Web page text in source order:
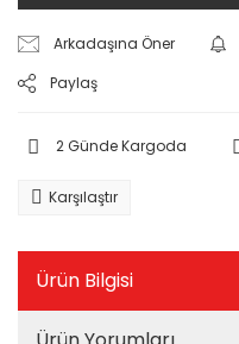
Arkadaşına Öner
Paylaş
2 Günde Kargoda
Karşılaştır
Ürün Bilgisi